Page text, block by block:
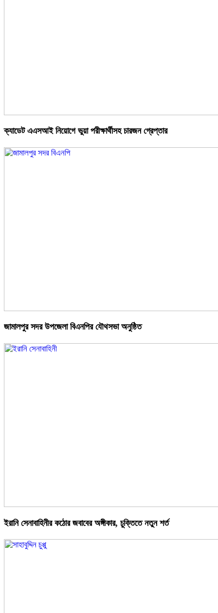
ক্যাডেট এএসআই নিয়োগে ভুয়া পরীক্ষার্থীসহ চারজন গ্রেপ্তার
জামালপুর সদর উপজেলা বিএনপির যৌথসভা অনুষ্ঠিত
ইরানি সেনাবাহিনীর কঠোর জবাবের অঙ্গীকার, চুক্তিতে নতুন শর্ত